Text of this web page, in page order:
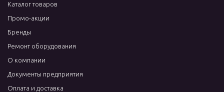
Каталог товаров
Промо-акции
Бренды
Ремонт оборудования
О компании
Документы предприятия
Оплата и доставка